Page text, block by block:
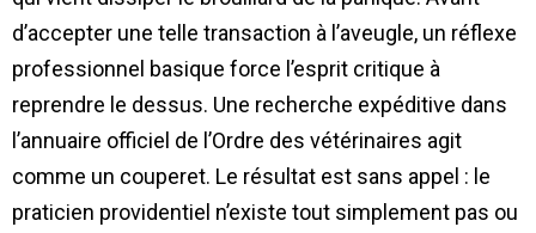
d’accepter une telle transaction à l’aveugle, un réflexe
professionnel basique force l’esprit critique à
reprendre le dessus. Une recherche expéditive dans
l’annuaire officiel de l’Ordre des vétérinaires agit
comme un couperet. Le résultat est sans appel : le
praticien providentiel n’existe tout simplement pas ou